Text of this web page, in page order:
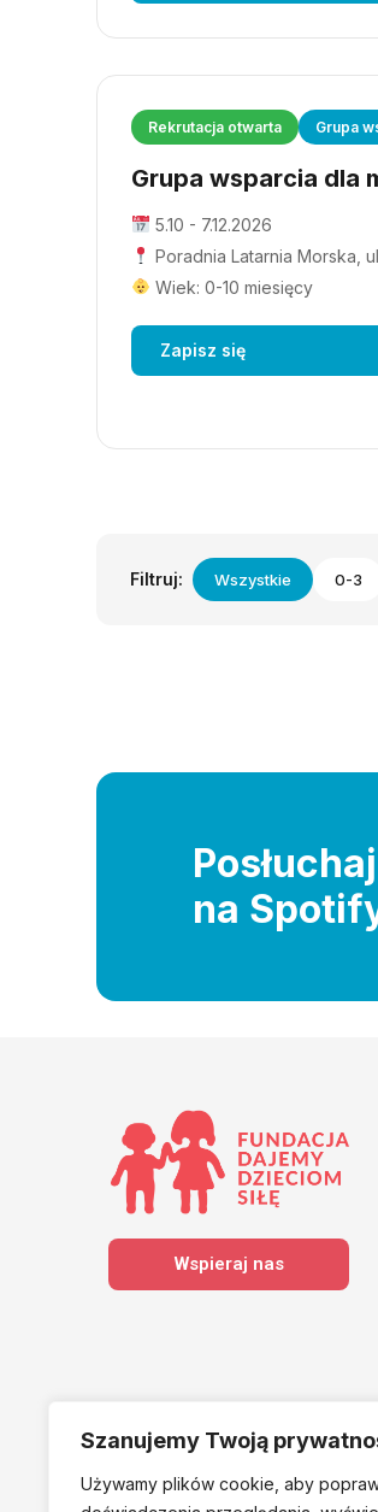
Szanujemy Twoją
Używamy plików cookie, aby
Rekrutacja otwarta Grupa
Grupa wsparcia dla
5.10 - 7.12.2026
Poradnia Latarnia Morska,
Wiek: 0-10 miesięcy
Zapisz się
Filtruj: Wszystkie 0-3
na
Wspieraj nas
Należymy do